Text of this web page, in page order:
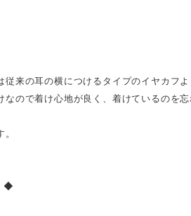
従来の耳の横につけるタイプのイヤカフ
ので着け心地が良く、着けているのを忘
◆